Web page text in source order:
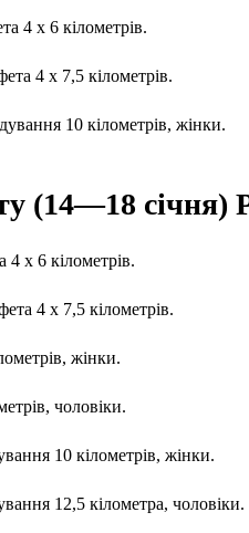
4 х 6 кілометрів.
4 х 7,5 кілометрів.
10 кілометрів, жінки.
(14—18 січня)
х 6 кілометрів.
4 х 7,5 кілометрів.
жінки.
чоловіки.
10 кілометрів, жінки.
12,5 кілометра, чоловіки.